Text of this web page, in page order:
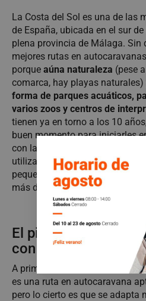
La Costa del Sol es una de las
de España, ubicada en el sur
plena provincia de Málaga. Sin
mejores rutas en
porque aúna naturaleza (pese
comarca, hay playas naturales)
forma de parques acuáticos,
varios zoos y centros de
tienen ya en torno a los 10
buen momento para iniciarles
con la ayuda de un guía
utilizar el
teleférico de
peques se queden con la boca
más de 5 kilómetros de
El pirineo Catalán
con niños
A primera vista, puede parecer
es una ruta en autocaravana
pero lo cierto es que se adapta